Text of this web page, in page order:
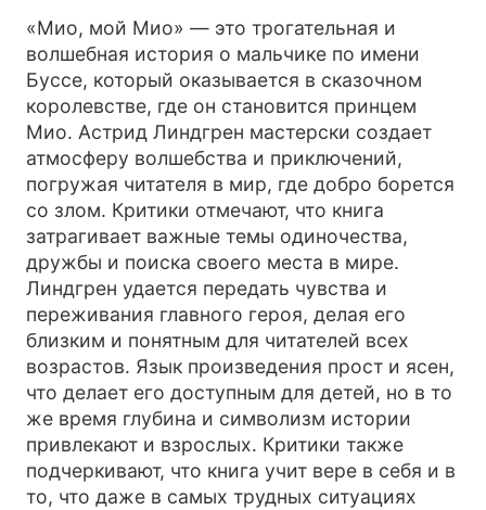
«Мио, мой Мио» — это трогательная и
волшебная история о мальчике по имени
Буссе, который оказывается в сказочном
королевстве, где он становится принцем
Мио. Астрид Линдгрен мастерски создает
атмосферу волшебства и приключений,
погружая читателя в мир, где добро борется
со злом. Критики отмечают, что книга
затрагивает важные темы одиночества,
дружбы и поиска своего места в мире.
Линдгрен удается передать чувства и
переживания главного героя, делая его
близким и понятным для читателей всех
возрастов. Язык произведения прост и ясен,
что делает его доступным для детей, но в то
же время глубина и символизм истории
привлекают и взрослых. Критики также
подчеркивают, что книга учит вере в себя и в
то, что даже в самых трудных ситуациях